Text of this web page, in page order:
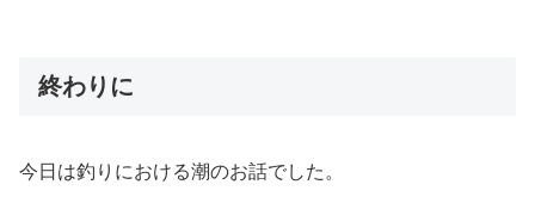
終わりに
今日は釣りにおける潮のお話でした。